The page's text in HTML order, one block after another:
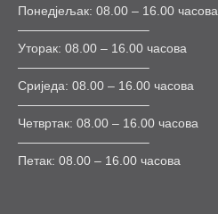
Понедјељак: 08.00 – 16.00 часова
——————————–
Уторак: 08.00 – 16.00 часова
——————————–
Сриједа: 08.00 – 16.00 часова
——————————–
Четвртак: 08.00 – 16.00 часова
——————————–
Петак: 08.00 – 16.00 часова